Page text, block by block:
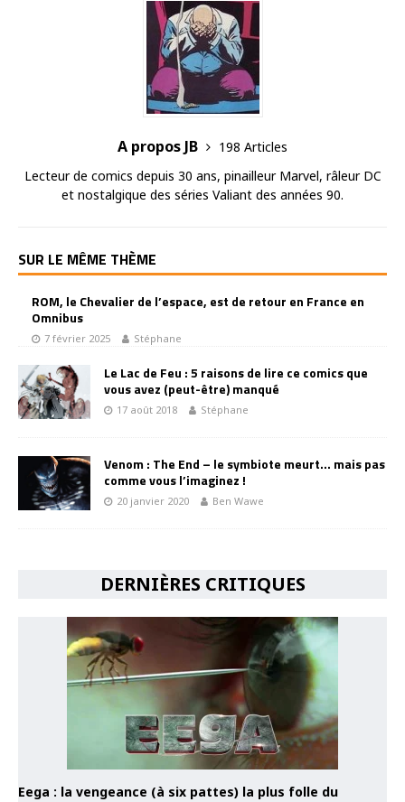
A propos JB
198 Articles
Lecteur de comics depuis 30 ans, pinailleur Marvel, râleur DC
et nostalgique des séries Valiant des années 90.
SUR LE MÊME THÈME
ROM, le Chevalier de l’espace, est de retour en France en
Omnibus
7 février 2025 Stéphane
Le Lac de Feu : 5 raisons de lire ce comics que
vous avez (peut-être) manqué
17 août 2018 Stéphane
Venom : The End – le symbiote meurt… mais pas
comme vous l’imaginez !
20 janvier 2020 Ben Wawe
DERNIÈRES CRITIQUES
Eega : la vengeance (à six pattes) la plus folle du